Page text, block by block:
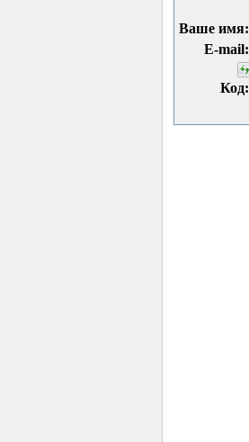
Ваше имя:
E-mail:
Код: